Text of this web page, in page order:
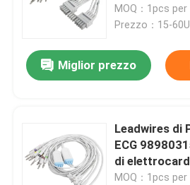
banana di
MOQ：1pcs
Prezzo：15-
Miglior prezzo
Leadwires di
ECG
di
banana di
MOQ：1pcs